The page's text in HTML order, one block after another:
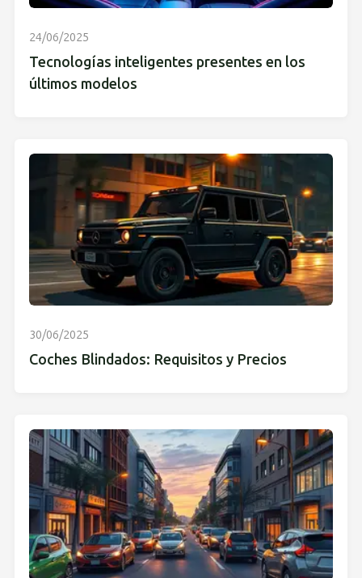
24/06/2025
Tecnologías inteligentes presentes en los
últimos modelos
30/06/2025
Coches Blindados: Requisitos y Precios